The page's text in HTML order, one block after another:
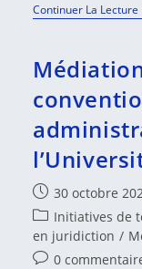
publication :
Continuer La Lecture
?
!
Publication
publiée :
30 octobre
Post
category:
Initiatives de
en juridiction /
Commentaires
0